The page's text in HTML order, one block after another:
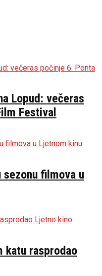
Lopud: večeras
Festival
filmova u
katu rasprodao